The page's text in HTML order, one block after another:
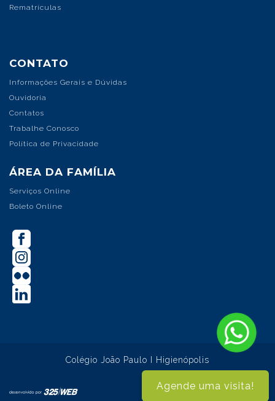
Rematrículas
CONTATO
Informações Gerais e Dúvidas
Ouvidoria
Contatos
Trabalhe Conosco
Política de Privacidade
ÁREA DA FAMÍLIA
Serviços Online
Boleto Online
Colégio João Paulo I Higienópolis
Agende uma visita!